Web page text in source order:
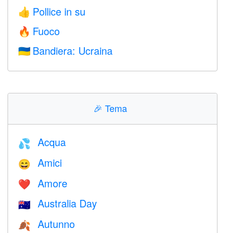
👍 Pollice in su
🔥 Fuoco
🇺🇦 Bandiera: Ucraina
🎉 Tema
💦 Acqua
😄 Amici
❤️️ Amore
🇦🇺 Australia Day
🍂 Autunno